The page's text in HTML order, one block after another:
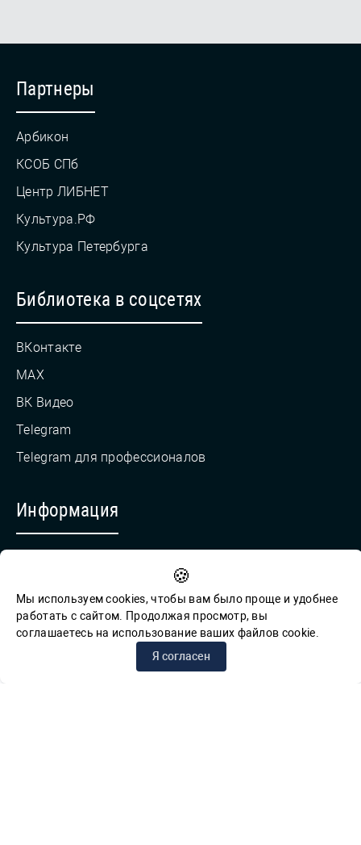
Партнеры
Арбикон
КСОБ СПб
Центр ЛИБНЕТ
Культура.РФ
Культура Петербурга
Библиотека в соцсетях
ВКонтакте
MAX
ВК Видео
Telegram
Telegram для профессионалов
Информация
Обратная связь для сообщений о фактах коррупции
© СПб ГБУК ГСЦБС, 2012-2026 гг.
🍪
Мы используем cookies, чтобы вам было проще и удобнее
работать с сайтом. Продолжая просмотр, вы
соглашаетесь на использование ваших файлов cookie.
Я согласен